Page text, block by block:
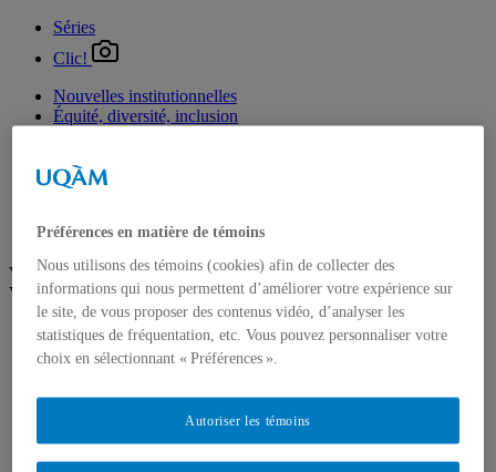
Séries
Clic!
Nouvelles institutionnelles
Équité, diversité, inclusion
Diplômés
Fondation de l’UQAM
Voir plus
Voir moins
Arts
Département de danse
École de design
École des arts visuels et médiatiques
Préférences en matière de témoins
Nous utilisons des témoins (cookies) afin de collecter des
informations qui nous permettent d’améliorer votre expérience sur
le site, de vous proposer des contenus vidéo, d’analyser les
statistiques de fréquentation, etc. Vous pouvez personnaliser votre
choix en sélectionnant « Préférences ».
Autoriser les témoins